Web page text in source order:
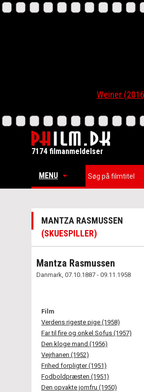
Weiner (2016)
7174 filmanmeldelser
MENU
MANTZA RASMUSSEN
(SKUESPILLER)
Mantza Rasmussen
Danmark, 07.10.1887 - 09.11.1958
Film
Verdens rigeste pige (1958)
Far til fire og onkel Sofus (1957)
Den kloge mand (1956)
Vejrhanen (1952)
Frihed forpligter (1951)
Fodboldpræsten (1951)
Den opvakte jomfru (1950)